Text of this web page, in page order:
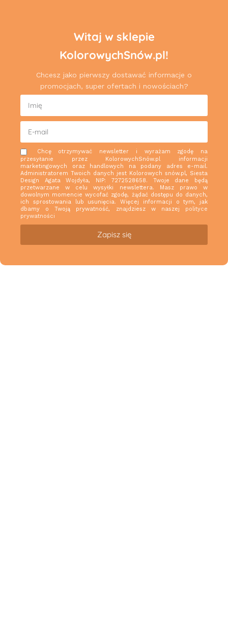
Witaj w sklepie
KolorowychSnów.pl!
Chcesz jako pierwszy dostawać informacje o
promocjach, super ofertach i nowościach?
Chcę otrzymywać newsletter i wyrażam zgodę na
przesyłanie przez KolorowychSnów.pl informacji
marketingowych oraz handlowych na podany adres e-mail.
Administratorem Twoich danych jest Kolorowych snów.pl, Siesta
Design Agata Wojdyła, NIP: 7272528658. Twoje dane będą
przetwarzane w celu wysyłki newslettera. Masz prawo w
dowolnym momencie wycofać zgodę, żądać dostępu do danych,
ich sprostowania lub usunięcia. Więcej informacji o tym, jak
dbamy o Twoją prywatność, znajdziesz w naszej polityce
prywatności
Zapisz się